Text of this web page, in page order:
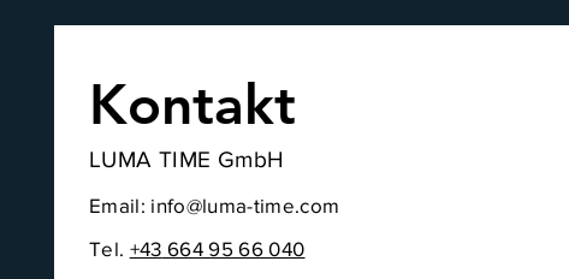
Kontakt
LUMA TIME GmbH
Email: info@luma-time.com
Tel. +43 664 95 66 040